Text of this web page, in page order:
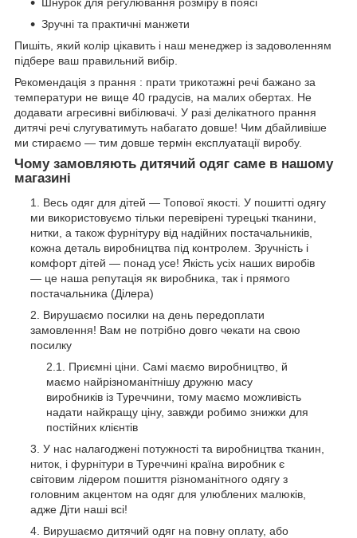
Зручні та практичні манжети
Пишіть, який колір цікавить і наш менеджер із задоволенням
підбере ваш правильний вибір.
Рекомендація з прання : прати трикотажні речі бажано за
температури не вище 40 градусів, на малих обертах. Не
додавати агресивні вибілювачі. У разі делікатного прання
дитячі речі слугуватимуть набагато довше! Чим дбайливіше
ми стираємо — тим довше термін експлуатації виробу.
Чому замовляють дитячий одяг саме в нашому
магазині
Весь одяг для дітей — Топової якості. У пошитті одягу
ми використовуємо тільки перевірені турецькі тканини,
нитки, а також фурнітуру від надійних постачальників,
кожна деталь виробництва під контролем. Зручність і
комфорт дітей — понад усе! Якість усіх наших виробів
— це наша репутація як виробника, так і прямого
постачальника (Ділера)
Вирушаємо посилки на день передоплати
замовлення! Вам не потрібно довго чекати на свою
посилку
Приємні ціни. Самі маємо виробництво, й
маємо найрізноманітнішу дружню масу
виробників із Туреччини, тому маємо можливість
надати найкращу ціну, завжди робимо знижки для
постійних клієнтів
У нас налагоджені потужності та виробництва тканин,
ниток, і фурнітури в Туреччині країна виробник є
світовим лідером пошиття різноманітного одягу з
головним акцентом на одяг для улюблених малюків,
адже Діти наші всі!
Вирушаємо дитячий одяг на повну оплату, або